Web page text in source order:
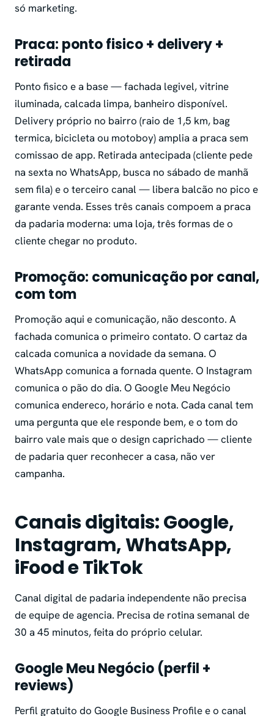
só marketing.
Praca: ponto fisico + delivery +
retirada
Ponto fisico e a base — fachada legivel, vitrine
iluminada, calcada limpa, banheiro disponível.
Delivery próprio no bairro (raio de 1,5 km, bag
termica, bicicleta ou motoboy) amplia a praca sem
comissao de app. Retirada antecipada (cliente pede
na sexta no WhatsApp, busca no sábado de manhã
sem fila) e o terceiro canal — libera balcão no pico e
garante venda. Esses três canais compoem a praca
da padaria moderna: uma loja, três formas de o
cliente chegar no produto.
Promoção: comunicação por canal,
com tom
Promoção aqui e comunicação, não desconto. A
fachada comunica o primeiro contato. O cartaz da
calcada comunica a novidade da semana. O
WhatsApp comunica a fornada quente. O Instagram
comunica o pão do dia. O Google Meu Negócio
comunica endereco, horário e nota. Cada canal tem
uma pergunta que ele responde bem, e o tom do
bairro vale mais que o design caprichado — cliente
de padaria quer reconhecer a casa, não ver
campanha.
Canais digitais: Google,
Instagram, WhatsApp,
iFood e TikTok
Canal digital de padaria independente não precisa
de equipe de agencia. Precisa de rotina semanal de
30 a 45 minutos, feita do próprio celular.
Google Meu Negócio (perfil +
reviews)
Perfil gratuito do Google Business Profile e o canal